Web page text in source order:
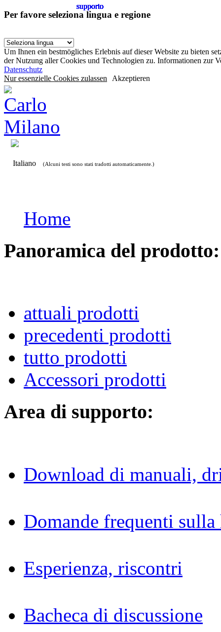
Per favore seleziona lingua e regione
Um Ihnen ein bestmögliches Erlebnis auf dieser Website zu bieten
der Nutzung aller Cookies und Technologien zu. Informationen zur
Datenschutz
Nur essenzielle Cookies zulassen Akzeptieren
Italiano (Alcuni testi sono stati tradotti automaticamente.)
Home
Panoramica del prodotto:
attuali prodotti
precedenti prodotti
tutto prodotti
Accessori prodotti
Area di supporto:
Download di manuali,
Domande frequenti
Esperienza, riscontri
Bacheca di discussione
supporto
supporto
supporto
supporto
supporto
supporto
supporto
supporto
supporto
supporto